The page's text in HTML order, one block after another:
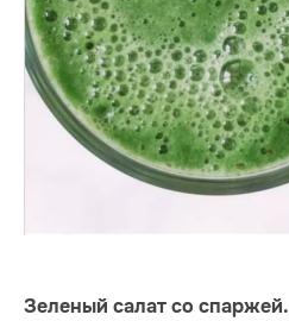
Зеленый салат со спаржей.